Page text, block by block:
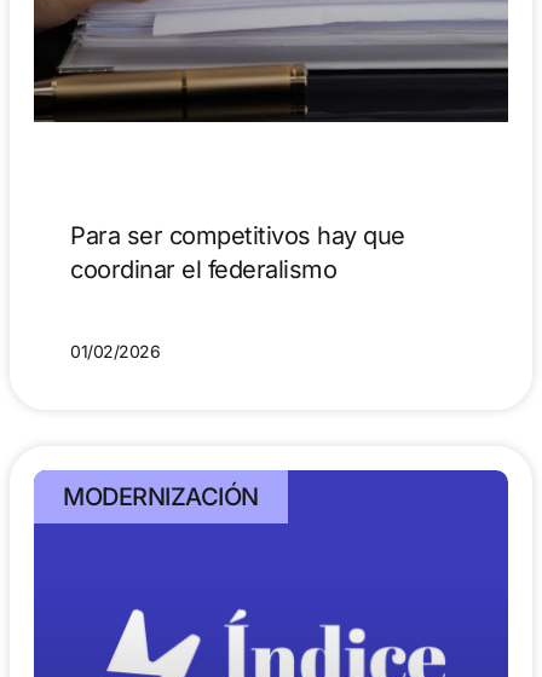
Para ser competitivos hay que
coordinar el federalismo
01/02/2026
MODERNIZACIÓN